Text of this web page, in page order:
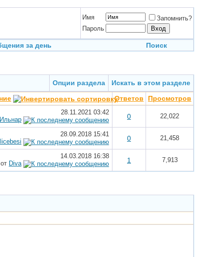
Имя
Запомнить?
Пароль
за день Поиск
Опции раздела
Искать в этом разделе
Ответов
Просмотров
28.11.2021 03:42
Ильнар 0 22,022
28.09.2018 15:41
0 21,458
14.03.2018 16:38
от Diva 1 7,913